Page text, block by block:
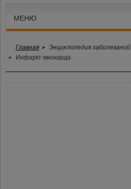
МЕНЮ
Главная Энциклопедия заболеваний
Инфаркт миокарда